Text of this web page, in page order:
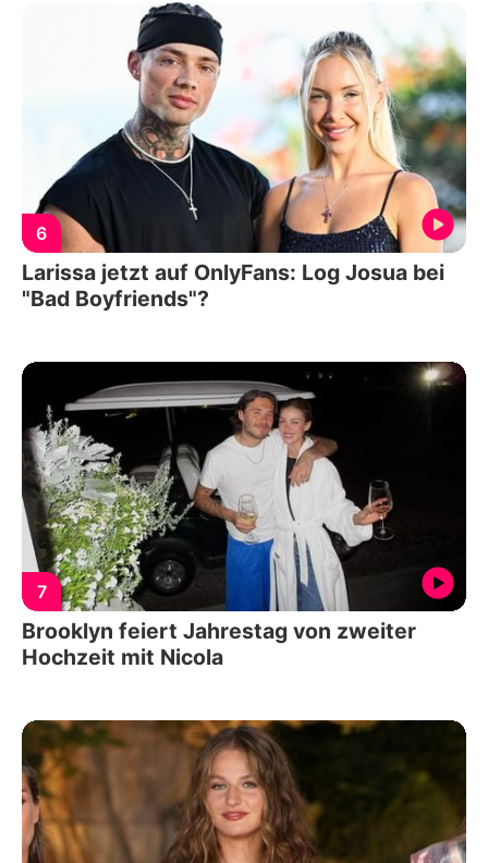
6
Larissa jetzt auf OnlyFans: Log Josua bei
"Bad Boyfriends"?
7
Brooklyn feiert Jahrestag von zweiter
Hochzeit mit Nicola